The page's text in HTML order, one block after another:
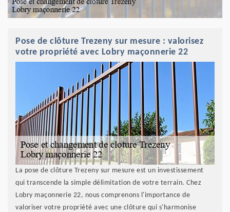
Pose de clôture Trezeny sur mesure : valorisez
votre propriété avec Lobry maçonnerie 22
La pose de clôture Trezeny sur mesure est un investissement
qui transcende la simple délimitation de votre terrain. Chez
Lobry maçonnerie 22, nous comprenons l'importance de
valoriser votre propriété avec une clôture qui s'harmonise